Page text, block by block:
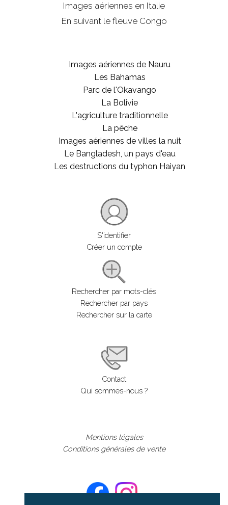
Images aériennes en Italie
En suivant le fleuve Congo
Images aériennes de Nauru
Les Bahamas
Parc de l'Okavango
La Bolivie
L'agriculture traditionnelle
La pêche
Images aériennes de villes la nuit
Le Bangladesh, un pays d'eau
Les destructions du typhon Haiyan
S'identifier
Créer un compte
Rechercher par mots-clés
Rechercher par pays
Rechercher sur la carte
Contact
Qui sommes-nous ?
Mentions légales
Conditions générales de vente